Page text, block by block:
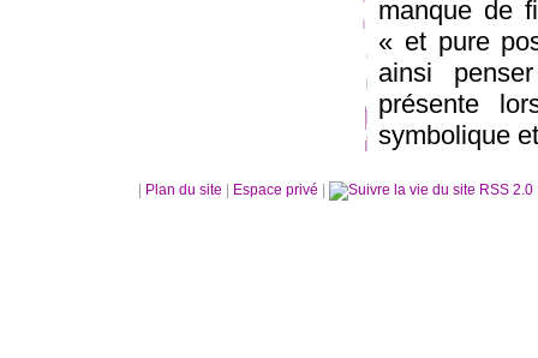
manque de
« et pure
ainsi
présente
symbolique
Plan du site Espace privé RSS 2.0